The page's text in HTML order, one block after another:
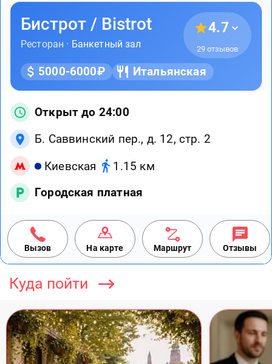
Бистрот / Bistrot
Ресторан · Банкетный зал
4.7
29 отзывов
5000-6000₽ Итальянская
Открыт до 24:00
Б. Саввинский пер., д. 12, стр. 2
Киевская
1.15 км
Городская платная
Вызов На карте Маршрут Отзывы
Куда пойти